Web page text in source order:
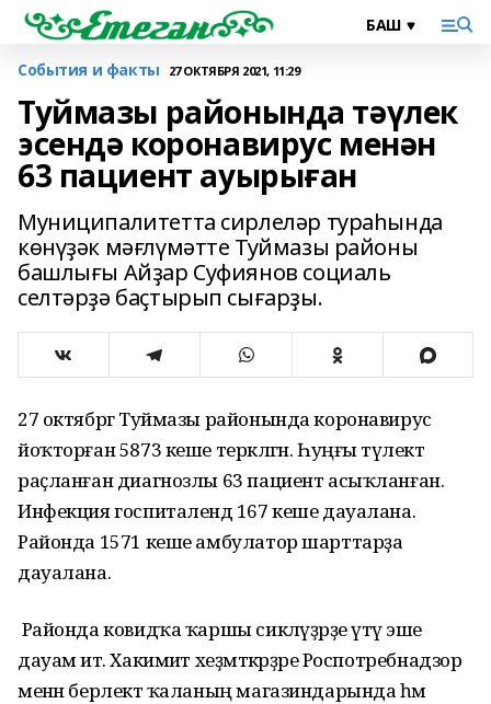
События и факты 27 ОКТЯБРЯ 2021, 11:29
Туймазы районында тәүлек
эсендә коронавирус менән
63 пациент ауырыған
Муниципалитетта сирлеләр тураһында
көнүҙәк мәғлүмәтте Туймазы районы
башлығы Айҙар Суфиянов социаль
селтәрҙә баҫтырып сығарҙы.
27 октябргә Туймазы районында коронавирус
йоҡторған 5873 кеше теркәлгән. Һуңғы тәүлектә
раҫланған диагнозлы 63 пациент асыҡланған.
Инфекция госпиталендә 167 кеше дауалана.
Районда 1571 кеше амбулатор шарттарҙа
дауалана.
Районда ковидҡа ҡаршы сикләүҙәрҙе үтәү эше
дауам итә. Хакимиәт хеҙмәткәрҙәре Роспотребнадзор
менән берлектә ҡаланың магазиндарында һәм